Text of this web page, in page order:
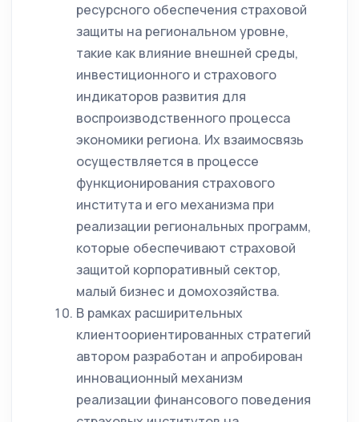
ресурсного обеспечения страховой
защиты на региональном уровне,
такие как влияние внешней среды,
инвестиционного и страхового
индикаторов развития для
воспроизводственного процесса
экономики региона. Их взаимосвязь
осуществляется в процессе
функционирования страхового
института и его механизма при
реализации региональных программ,
которые обеспечивают страховой
защитой корпоративный сектор,
малый бизнес и домохозяйства.
В рамках расширительных
клиентоориентированных стратегий
автором разработан и апробирован
инновационный механизм
реализации финансового поведения